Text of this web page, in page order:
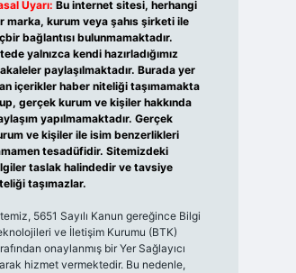
Uyarı: Bu internet sitesi, herhangi
marka, kurum veya şahıs şirketi ile
bağlantısı bulunmamaktadır.
yalnızca kendi hazırladığımız
paylaşılmaktadır. Burada yer
içerikler haber niteliği taşımamakta
gerçek kurum ve kişiler hakkında
yapılmamaktadır. Gerçek
ve kişiler ile isim benzerlikleri
tesadüfidir. Sitemizdeki
taslak halindedir ve tavsiye
taşımazlar.
5651 Sayılı Kanun gereğince Bilgi
ve İletişim Kurumu (BTK)
onaylanmış bir Yer Sağlayıcı
hizmet vermektedir. Bu nedenle,